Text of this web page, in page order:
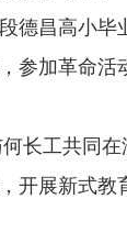
德昌高小
参加革命活
工共同在
开展新式